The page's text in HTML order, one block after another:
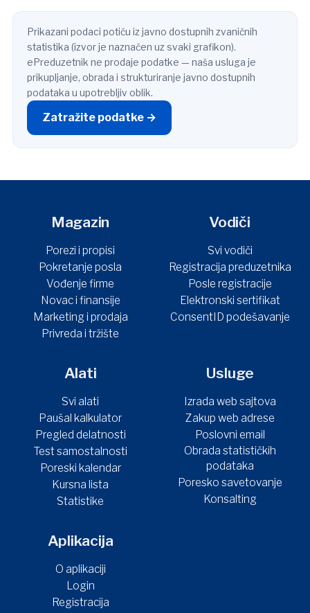
Prikazani podaci potiču iz javno dostupnih zvaničnih
statistika (izvor je naznačen uz svaki grafikon).
ePreduzetnik ne prodaje podatke — naša usluga je
prikupljanje, obrada i strukturiranje javno dostupnih
podataka u upotrebljiv oblik.
Zatražite podatke →
Magazin
Porezi i propisi
Pokretanje posla
Vođenje firme
Novac i finansije
Marketing i prodaja
Privreda i tržište
Vodiči
Svi vodiči
Registracija preduzetnika
Posle registracije
Elektronski sertifikat
ConsentID podešavanje
Alati
Svi alati
Paušal kalkulator
Pregled delatnosti
Test samostalnosti
Poreski kalendar
Kursna lista
Statistike
Usluge
Izrada web sajtova
Zakup web adrese
Poslovni email
Obrada statističkih
podataka
Poresko savetovanje
Konsalting
Aplikacija
O aplikaciji
Login
Registracija